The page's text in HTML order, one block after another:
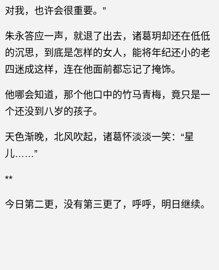
对我，也许会很重要。”
朱永答应一声，就退了出去，诸葛玥却还在低低
的沉思，到底是怎样的女人，能将年纪还小的老
四迷成这样，连在他面前都忘记了掩饰。
他哪会知道，那个他口中的竹马青梅，竟只是一
个还没到八岁的孩子。
天色渐晚，北风吹起，诸葛怀淡淡一笑：“星
儿……”
**
今日第二更，没有第三更了，呼呼，明日继续。